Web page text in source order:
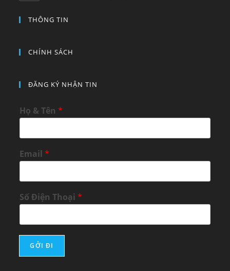
THÔNG TIN
CHÍNH SÁCH
ĐĂNG KÝ NHẬN TIN
Họ & Tên*
Email*
Số Điện Thoại*
GỞI ĐI